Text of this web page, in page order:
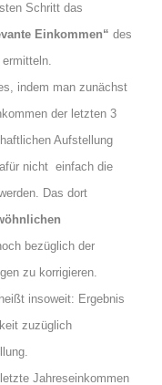
Schritt das
Einkommen“ des
indem man zunächst
der letzten 3
Aufstellung
nicht einfach die
Das dort
bezüglich der
zu korrigieren.
insoweit: Ergebnis
zuzüglich
Jahreseinkommen